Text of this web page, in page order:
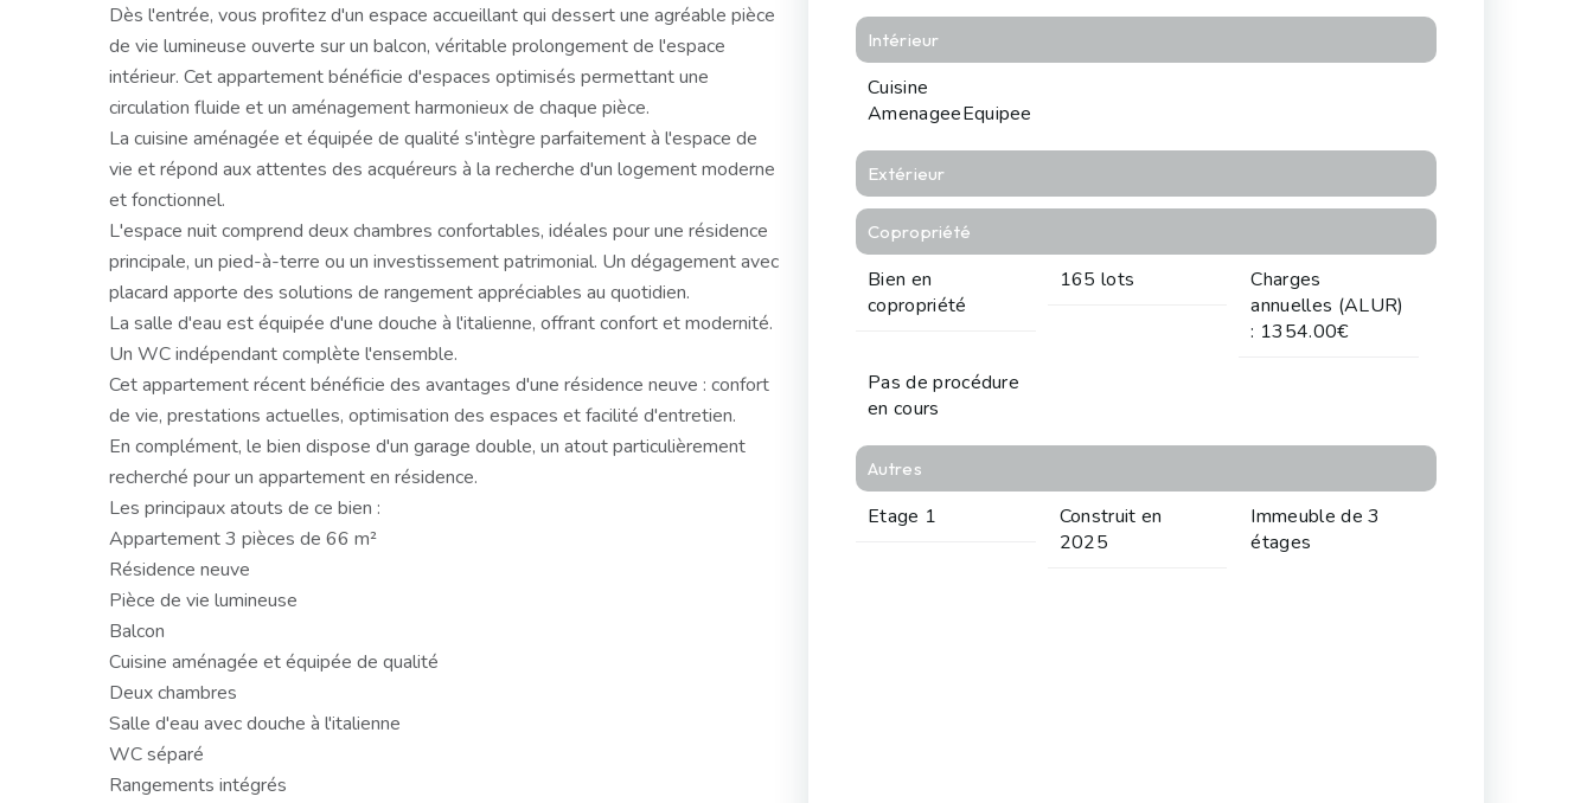
Dès l'entrée, vous profitez d'un espace accueillant qui dessert une agréable pièce
de vie lumineuse ouverte sur un balcon, véritable prolongement de l'espace
intérieur. Cet appartement bénéficie d'espaces optimisés permettant une
circulation fluide et un aménagement harmonieux de chaque pièce.
La cuisine aménagée et équipée de qualité s'intègre parfaitement à l'espace de
vie et répond aux attentes des acquéreurs à la recherche d'un logement moderne
et fonctionnel.
L'espace nuit comprend deux chambres confortables, idéales pour une résidence
principale, un pied-à-terre ou un investissement patrimonial. Un dégagement avec
placard apporte des solutions de rangement appréciables au quotidien.
La salle d'eau est équipée d'une douche à l'italienne, offrant confort et modernité.
Un WC indépendant complète l'ensemble.
Cet appartement récent bénéficie des avantages d'une résidence neuve : confort
de vie, prestations actuelles, optimisation des espaces et facilité d'entretien.
En complément, le bien dispose d'un garage double, un atout particulièrement
recherché pour un appartement en résidence.
Les principaux atouts de ce bien :
Appartement 3 pièces de 66 m²
Résidence neuve
Pièce de vie lumineuse
Balcon
Cuisine aménagée et équipée de qualité
Deux chambres
Salle d'eau avec douche à l'italienne
WC séparé
Rangements intégrés
Intérieur
Cuisine
AmenageeEquipee
Extérieur
Copropriété
Bien en
copropriété
165 lots
Charges
annuelles (ALUR)
: 1354.00€
Pas de procédure
en cours
Autres
Etage 1
Construit en
2025
Immeuble de 3
étages